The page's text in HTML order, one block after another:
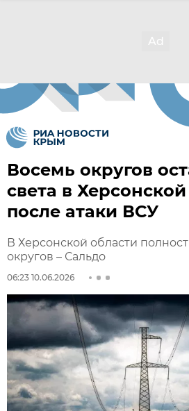
Восемь округов
света в
после атаки ВСУ
В Херсонской области
округов – Сальдо
06:23 10.06.2026